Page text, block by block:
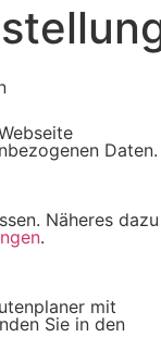
Daten.
Näheres dazu
.
mit
Sie in den